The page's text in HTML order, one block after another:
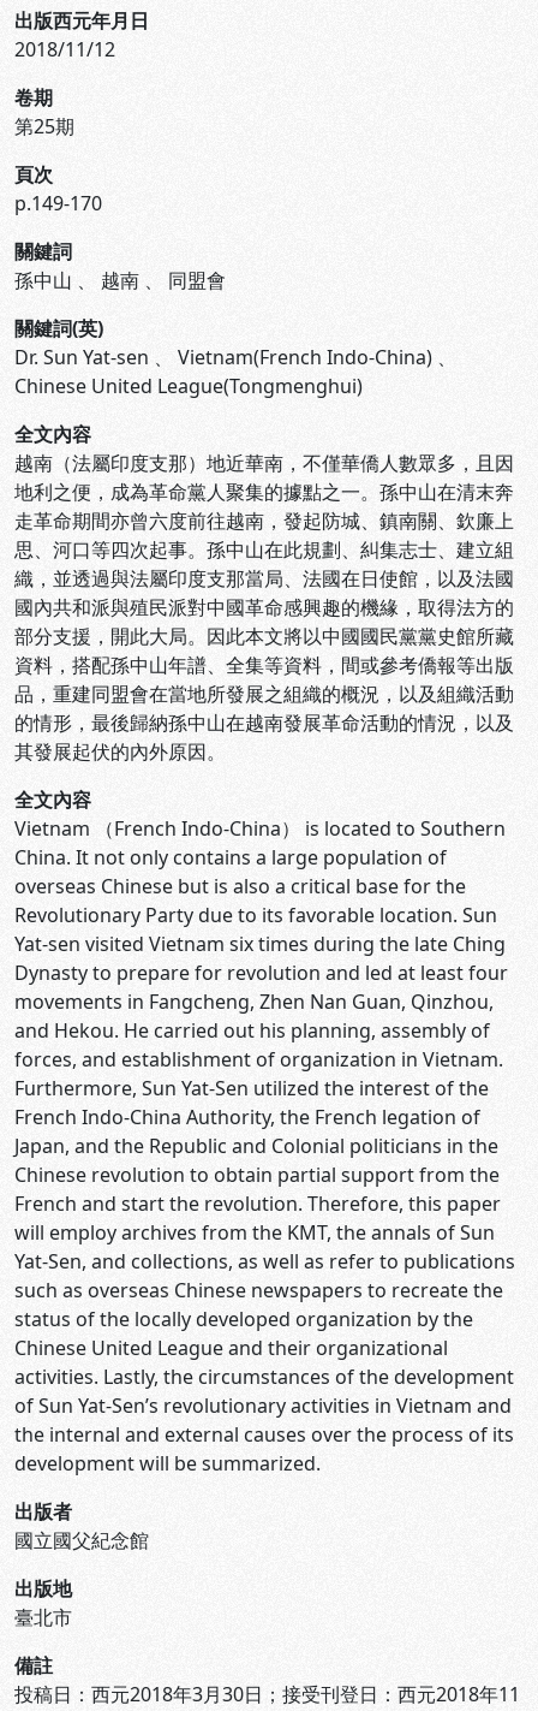
出版西元年月日
2018/11/12
卷期
第25期
頁次
p.149-170
關鍵詞
孫中山 、 越南 、 同盟會
關鍵詞(英)
Dr. Sun Yat-sen 、 Vietnam(French Indo-China) 、
Chinese United League(Tongmenghui)
全文內容
越南（法屬印度支那）地近華南，不僅華僑人數眾多，且因
地利之便，成為革命黨人聚集的據點之一。孫中山在清末奔
走革命期間亦曾六度前往越南，發起防城、鎮南關、欽廉上
思、河口等四次起事。孫中山在此規劃、糾集志士、建立組
織，並透過與法屬印度支那當局、法國在日使館，以及法國
國內共和派與殖民派對中國革命感興趣的機緣，取得法方的
部分支援，開此大局。因此本文將以中國國民黨黨史館所藏
資料，搭配孫中山年譜、全集等資料，間或參考僑報等出版
品，重建同盟會在當地所發展之組織的概況，以及組織活動
的情形，最後歸納孫中山在越南發展革命活動的情況，以及
其發展起伏的內外原因。
全文內容
Vietnam （French Indo-China） is located to Southern
China. It not only contains a large population of
overseas Chinese but is also a critical base for the
Revolutionary Party due to its favorable location. Sun
Yat-sen visited Vietnam six times during the late Ching
Dynasty to prepare for revolution and led at least four
movements in Fangcheng, Zhen Nan Guan, Qinzhou,
and Hekou. He carried out his planning, assembly of
forces, and establishment of organization in Vietnam.
Furthermore, Sun Yat-Sen utilized the interest of the
French Indo-China Authority, the French legation of
Japan, and the Republic and Colonial politicians in the
Chinese revolution to obtain partial support from the
French and start the revolution. Therefore, this paper
will employ archives from the KMT, the annals of Sun
Yat-Sen, and collections, as well as refer to publications
such as overseas Chinese newspapers to recreate the
status of the locally developed organization by the
Chinese United League and their organizational
activities. Lastly, the circumstances of the development
of Sun Yat-Sen’s revolutionary activities in Vietnam and
the internal and external causes over the process of its
development will be summarized.
出版者
國立國父紀念館
出版地
臺北市
備註
投稿日：西元2018年3月30日；接受刊登日：西元2018年11